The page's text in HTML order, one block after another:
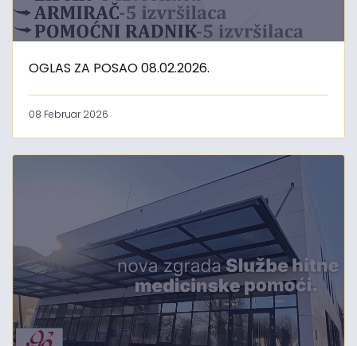
OGLAS ZA POSAO 08.02.2026.
08 Februar 2026